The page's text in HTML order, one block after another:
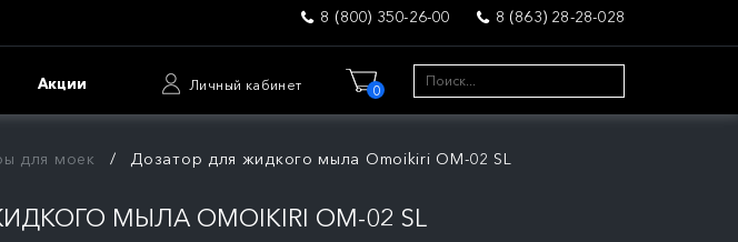
8 (800) 350-26-00 8 (863) 28-28-028
Акции Личный кабинет 0
для моек Дозатор для жидкого мыла Omoikiri OM-02 SL
МЫЛА OMOIKIRI OM-02 SL